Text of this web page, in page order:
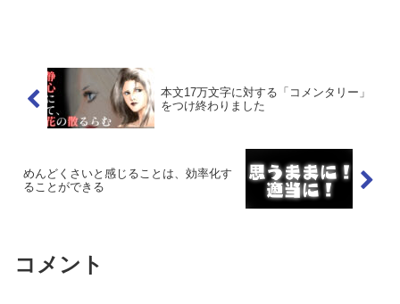
本文17万文字に対する「コメンタリー」
をつけ終わりました
めんどくさいと感じることは、効率化す
ることができる
コメント